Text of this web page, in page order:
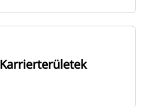
Karrierterületek